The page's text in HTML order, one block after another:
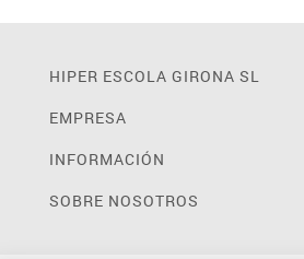
HIPER ESCOLA GIRONA SL
EMPRESA
INFORMACIÓN
SOBRE NOSOTROS